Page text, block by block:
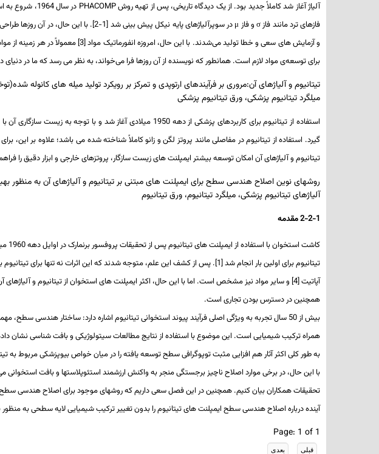
آلیاژ آغاز شد کاملاً جدید بود. از یک دیدگاه تاریخی، پس از تهیه روشPHACOMP
در سال
فازهای ترد مانند فازσو فاز μ
در سوپرآلیاژهای پایه نیکل پیش بینی شد [1-
و آزمایش های سعی و خطا تولید می‌شدند. با این
برای توسعه‌ی مواد لازم است. همانطور که نویسنده از آن روزها فرا می‌خواند، به نظر می رسد که ما در دنیای
تیتانیوم و آلیاژهای آن:مروری بر فرآیندهای ارتوپدی و تمرکز بر رویکرد تولید میله های کانوله
میلگرد تیتانیوم پزشکی، ورق تیتانیوم پزشکی
گیرد. استفاده از تیتانیوم در مفاصلی مانند پروتز لگن و زانو کاملاً شناخته شده می ­باشد؛ علاوه بر این،
تیتانیوم و آلیاژهای آن امکان توسعه بیشتر ایمپلنت­ های زیست سازگار، پروتز­های خارجی و ابزار دقیق را
روشهای نوین اصلاح هندسی سطح برای ایمپلنت های مبتنی بر تیتانیوم و آلیاژهای آن به منظور
آلیاژهای تیتانیوم پزشکی، میلگرد تیتانیوم، ورق تیتانیوم
2-2-1 مقدمه
تیتانیوم برای اولین بار انجام شد[1] . پس از کشف این علم، متوجه شدند که این اثرات نه تنها برای تیتانیوم
آپاتیت[4]
و سایر مواد نیز مشخص است. اما با این حال، اکثر ایمپلنت­ های استخوان از تیتانیوم و
همچنین در دسترس بودن تجاری است.
بیش از 50 سال تجربه به ویژگی اصلی فرآیند پیوند استخوانی تیتانیوم اشاره دارد: ساختار هندسی سطح، مهمترین عامل تأثیرگذار در جایگزینی پیوند (
همراه ترکیب شیمیایی است. این موضوع با استفاده از نتایج مطالعات سیتولوژیکی و بافت­ شناسی نشان
به طور کلی اکثر آثار هم­ افزایی مثبت توپوگرافی سطح توسعه یافته را در میان خواص بیوپزشکی مربوط به
با این حال، در برخی موارد اصلاح ناچیز برجستگی منجر به واکنش ارزشمند استئوپلاست­ها و بافت استخوانی
تحقیقات همکاران بیان کنیم. همچنین در این فصل سعی داریم که روش­های موجود برای اصلاح هندسی سطح
آینده درباره اصلاح هندسی سطح ایمپلنت­ های تیتانیوم را بدون تغییر ترکیب شیمیایی لایه سطحی به
Page: 1 of 1